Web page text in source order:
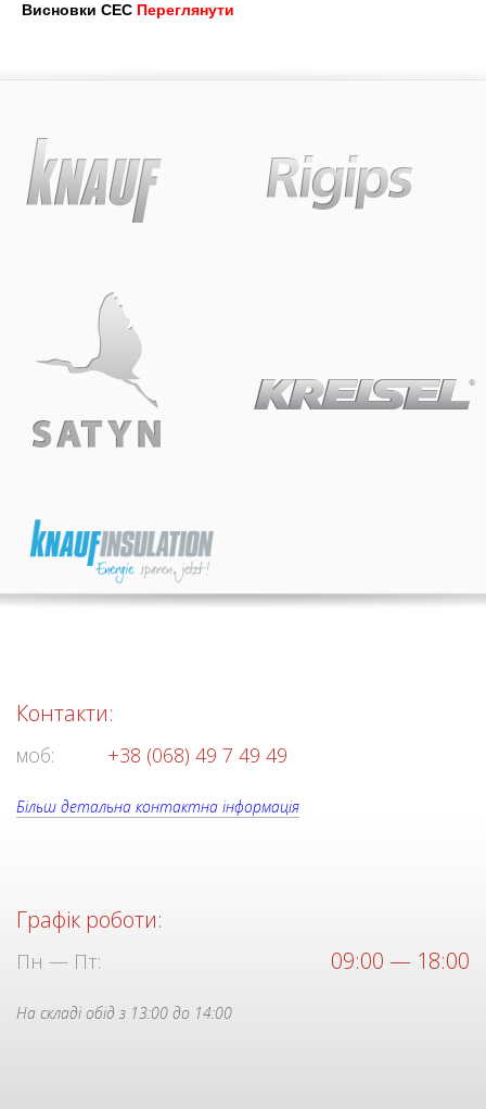
Висновки СЕС Переглянути
Контакти:
моб: +38 (068) 49 7 49 49
Більш детальна контактна інформація
Графік роботи:
Пн — Пт: 09:00 — 18:00
На складі обід з 13:00 до 14:00